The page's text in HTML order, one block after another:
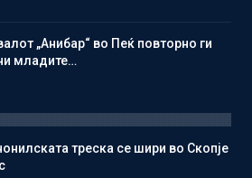
„Анибар“ во Пеќ повторно ги
младите…
треска се шири во Скопје